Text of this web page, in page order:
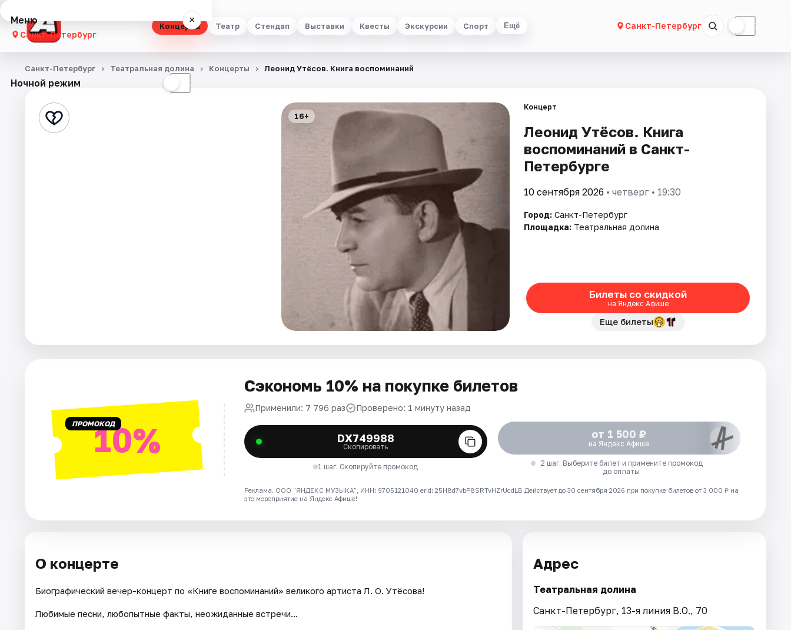
Концерты Театр Стендап Выставки Квесты Экскурсии Спорт Ещё Санкт-Петербург ☾
Меню ×
Санкт-Петербург
Концерты
Стендап
Ночной режим ☾
Санкт-Петербург Театральная долина Концерты Леонид Утёсов. Книга воспоминаний
16+
Концерт
Леонид Утёсов. Книга
воспоминаний в Санкт-
Петербурге
10 сентября 2026 • четверг • 19:30
Город: Санкт-Петербург
Площадка: Театральная долина
Билеты со скидкой
на Яндекс Афише
Еще билеты
ПРОМОКОД10%
Сэкономь 10% на покупке билетов
Применили: 7 796 раз Проверено: 1 минуту назад
DX749988
Скопировать
1 шаг. Скопируйте промокод
от 1 500 ₽
на Яндекс Афише
2 шаг. Выберите билет и примените промокод
до оплаты
Реклама. ООО "ЯНДЕКС МУЗЫКА", ИНН: 9705121040 erid: 25H8d7vbP8SRTvHZrUcdLB Действует до 30 сентября 2026 при покупке билетов от 3 000 ₽ на
это мероприятие на Яндекс Афише!
О концерте
Биографический вечер-концерт по «Книге воспоминаний» великого артиста Л. О. Утёсова!
Любимые песни, любопытные факты, неожиданные встречи...
Адрес
Театральная долина
Санкт-Петербург, 13-я линия В.О., 70